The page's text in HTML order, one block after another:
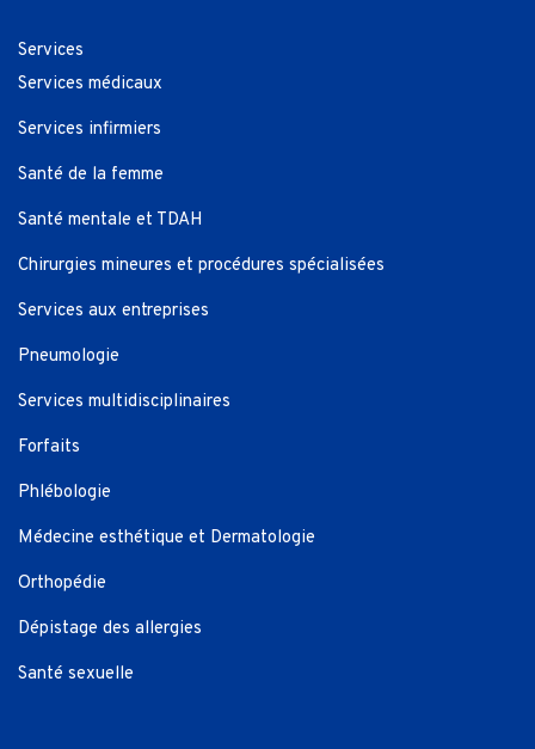
Services
Services médicaux
Services infirmiers
Santé de la femme
Santé mentale et TDAH
Chirurgies mineures et procédures spécialisées
Services aux entreprises
Pneumologie
Services multidisciplinaires
Forfaits
Phlébologie
Médecine esthétique et Dermatologie
Orthopédie
Dépistage des allergies
Santé sexuelle